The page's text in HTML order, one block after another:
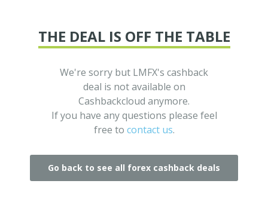
THE DEAL IS OFF THE TABLE
We're sorry but LMFX's cashback
deal is not available on
Cashbackcloud anymore.
If you have any questions please feel
free to contact us.
Go back to see all forex cashback deals